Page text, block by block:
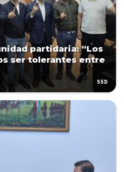
partidaria: “Los
ser tolerantes entre
55D